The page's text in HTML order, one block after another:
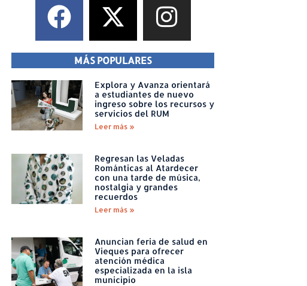
MÁS POPULARES
Explora y Avanza orientará
a estudiantes de nuevo
ingreso sobre los recursos y
servicios del RUM
Leer más »
Regresan las Veladas
Románticas al Atardecer
con una tarde de música,
nostalgia y grandes
recuerdos
Leer más »
Anuncian feria de salud en
Vieques para ofrecer
atención médica
especializada en la isla
municipio